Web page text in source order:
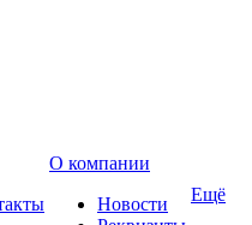
О компании
Новости
Ещё